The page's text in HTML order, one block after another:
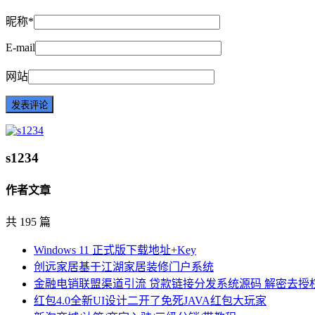
昵称*
E-mail
网站
s1234
作者文章
共 195 篇
Windows 11 正式版下载地址+Key
创远家居基于江湖家居装修门户系统
金融电销联盟渠道引流 贷款链接分发系统源码 解密去授
红包4.0全新UI设计二开了免死JAVA红包大玩家